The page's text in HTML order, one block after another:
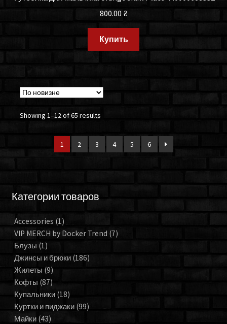
800.00 ₴
Купить
Showing 1–12 of 65 results
1 2 3 4 5 6
Категории товаров
Accessories (1)
VIP MERCH by Docker Trend (7)
Блузы (1)
Джинсы и брюки (186)
Жилеты (9)
Кофты (87)
Купальники (18)
Куртки и пиджаки (99)
Майки (43)